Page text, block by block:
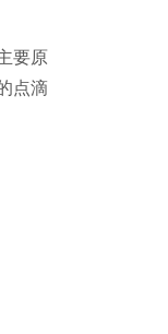
要原
点滴